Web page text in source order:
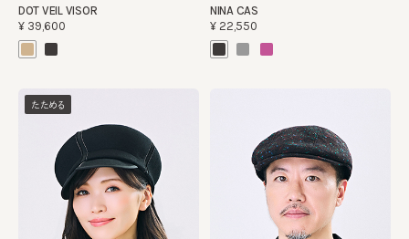
DOT VEIL VISOR
¥39,600
NINA CAS
¥22,550
たためる